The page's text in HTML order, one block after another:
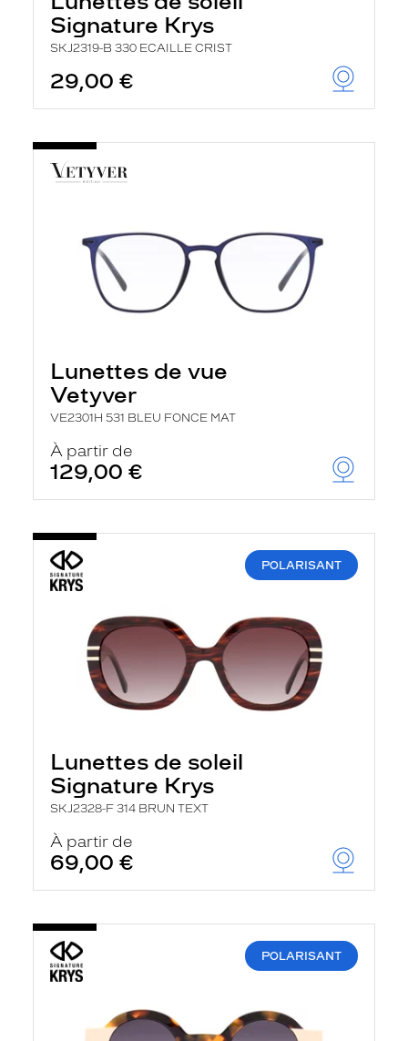
Signature Krys
SKJ2319-B 330 ECAILLE CRIST
29,00 €
Lunettes de vue
Vetyver
VE2301H 531 BLEU FONCE MAT
À partir de
129,00 €
POLARISANT
Lunettes de soleil
Signature Krys
SKJ2328-F 314 BRUN TEXT
À partir de
69,00 €
POLARISANT